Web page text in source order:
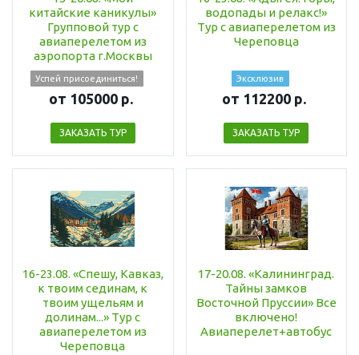
китайские каникулы»
Групповой тур с
авиаперелетом из
аэропорта г.Москвы
Успей присоединиться!
от 105000 р.
ЗАКАЗАТЬ ТУР
водопады и релакс!»
Тур с авиаперелетом из
Череповца
Эксклюзив
от 112200 р.
ЗАКАЗАТЬ ТУР
16-23.08. «Спешу, Кавказ,
к твоим сединам, к
твоим ущельям и
долинам...» Тур с
авиаперелетом из
Череповца
17-20.08. «Калининград.
Тайны замков
Восточной Пруссии» Все
включено!
Авиаперелет+автобус